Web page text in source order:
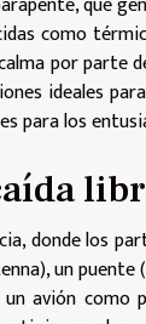
como
por parte
ideales
para los
donde los
un
avión como